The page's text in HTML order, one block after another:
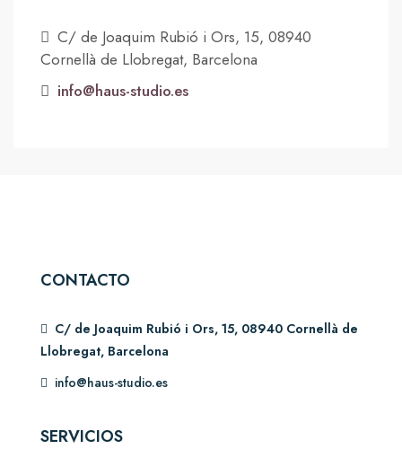
C/ de Joaquim Rubió i Ors, 15, 08940
Cornellà de Llobregat, Barcelona
info@haus-studio.es
CONTACTO
C/ de Joaquim Rubió i Ors, 15, 08940 Cornellà de
Llobregat, Barcelona
info@haus-studio.es
SERVICIOS